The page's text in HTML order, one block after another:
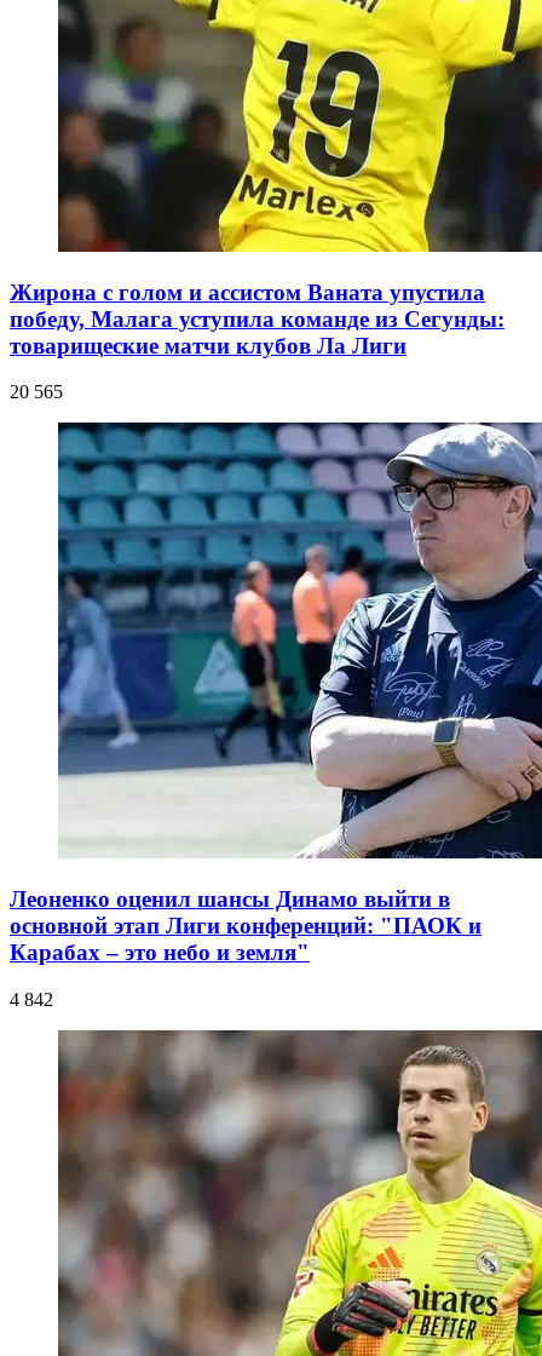
Жирона с голом и ассистом Ваната упустила
победу, Малага уступила команде из Сегунды:
товарищеские матчи клубов Ла Лиги
20 565
Леоненко оценил шансы Динамо выйти в
основной этап Лиги конференций: "ПАОК и
Карабах – это небо и земля"
4 842